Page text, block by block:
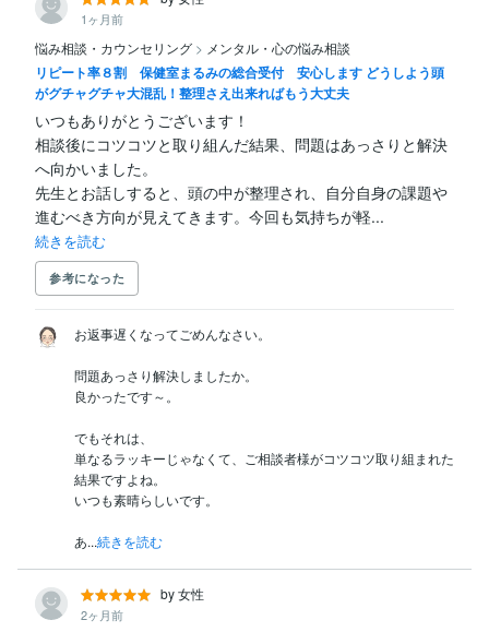
1ヶ月前
悩み相談・カウンセリング > メンタル・心の悩み相談
リピート率８割 保健室まるみの総合受付 安心します どうしよう頭
がグチャグチャ大混乱！整理さえ出来ればもう大丈夫
いつもありがとうございます！
相談後にコツコツと取り組んだ結果、問題はあっさりと解決
へ向かいました。
先生とお話しすると、頭の中が整理され、自分自身の課題や
進むべき方向が見えてきます。今回も気持ちが軽...
続きを読む
参考になった
お返事遅くなってごめんなさい。
問題あっさり解決しましたか。
良かったです～。
でもそれは、
単なるラッキーじゃなくて、ご相談者様がコツコツ取り組まれた
結果ですよね。
いつも素晴らしいです。
あ...続きを読む
by 女性
2ヶ月前